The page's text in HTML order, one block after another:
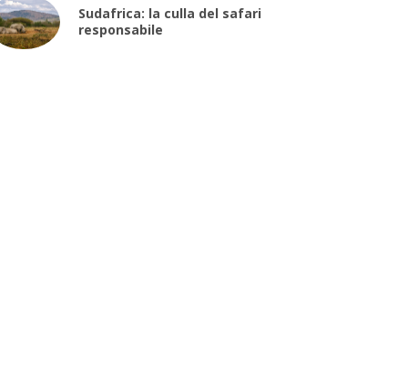
Sudafrica: la culla del safari
responsabile